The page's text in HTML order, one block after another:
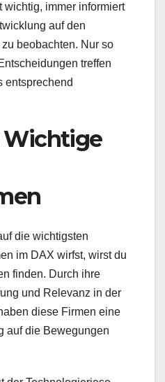
wichtig, immer informiert
auf den
beobachten. Nur so
treffen
entsprechend
Wichtige
die wichtigsten
im DAX wirfst, wirst du
finden. Durch ihre
und Relevanz in der
diese Firmen eine
auf die Bewegungen